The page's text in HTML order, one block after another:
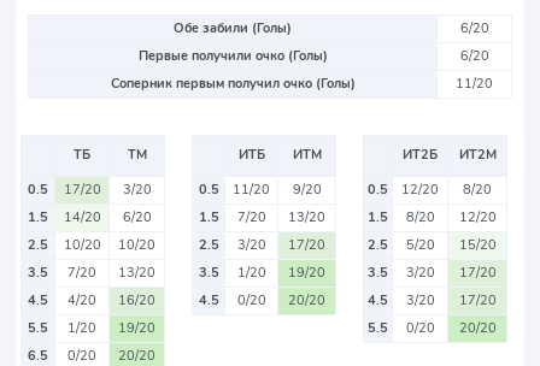
Обе забили (Голы)
6/20
Первые получили очко (Голы)
6/20
Соперник первым получил очко (Голы)
11/20
ТБ
ТМ
0.5
17/20
3/20
1.5
14/20
6/20
2.5
10/20
10/20
3.5
7/20
13/20
4.5
4/20
16/20
5.5
1/20
19/20
6.5
0/20 20/20
ИТБ
ИТМ
0.5
11/20
9/20
1.5
7/20
13/20
2.5
3/20
17/20
3.5
1/20
19/20
4.5
0/20 20/20
ИТ2Б
ИТ2М
0.5
12/20
8/20
1.5
8/20
12/20
2.5
5/20
15/20
3.5
3/20
17/20
4.5
3/20
17/20
5.5
0/20 20/20